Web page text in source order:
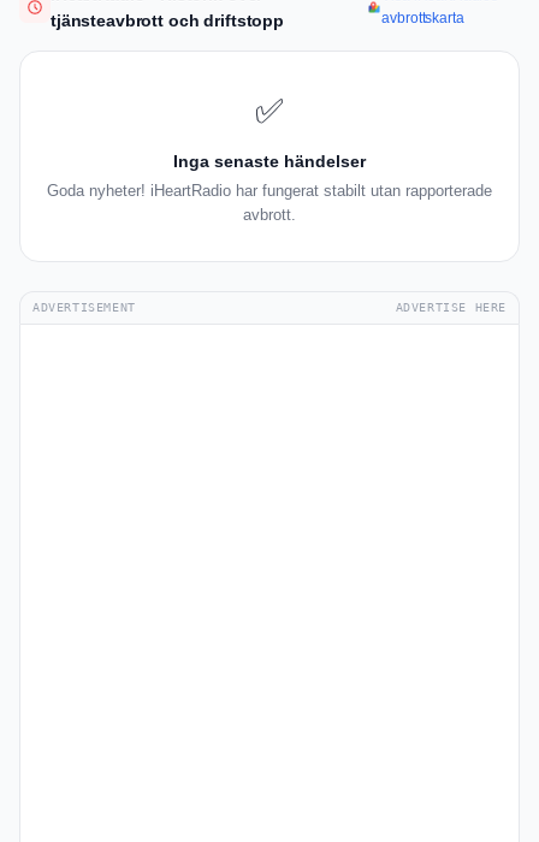
tjänsteavbrott och driftstopp
avbrottskarta
✅
Inga senaste händelser
Goda nyheter! iHeartRadio har fungerat stabilt utan rapporterade
avbrott.
ADVERTISEMENT ADVERTISE HERE